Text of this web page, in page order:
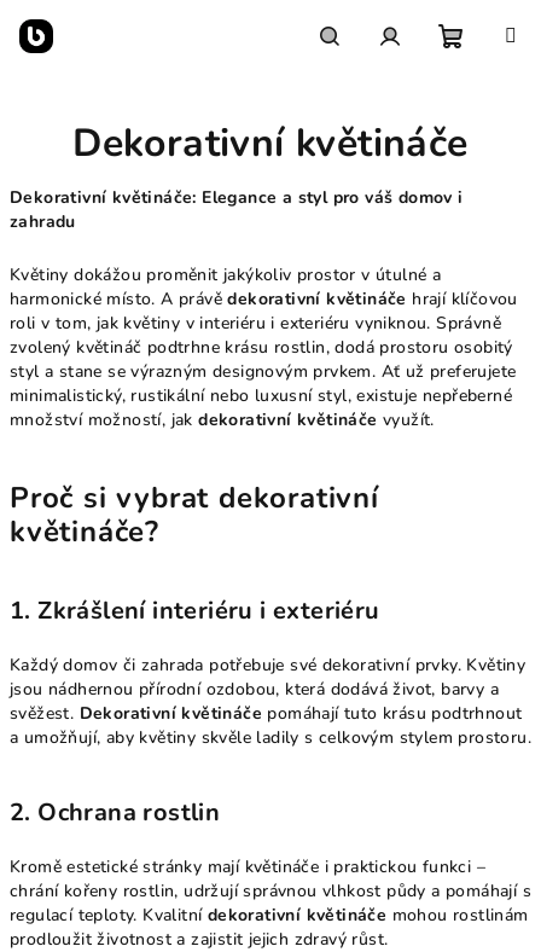
obsah
košík
Dekorativní květináče
Dekorativní květináče: Elegance a styl pro váš domov i
zahradu
Květiny dokážou proměnit jakýkoliv prostor v útulné a
harmonické místo. A právědekorativní květináče hrají klíčovou
roli v tom, jak květiny v interiéru i exteriéru vyniknou. Správně
zvolený květináč podtrhne krásu rostlin, dodá prostoru osobitý
styl a stane se výrazným designovým prvkem. Ať už preferujete
minimalistický, rustikální nebo luxusní styl, existuje nepřeberné
množství možností, jakdekorativní květináče využít.
Proč si vybrat dekorativní
květináče?
1. Zkrášlení interiéru i exteriéru
Každý domov či zahrada potřebuje své dekorativní prvky. Květiny
jsou nádhernou přírodní ozdobou, která dodává život, barvy a
svěžest. Dekorativní květináče pomáhají tuto krásu podtrhnout
a umožňují, aby květiny skvěle ladily s celkovým stylem prostoru.
2. Ochrana rostlin
Kromě estetické stránky mají květináče i praktickou funkci –
chrání kořeny rostlin, udržují správnou vlhkost půdy a pomáhají s
regulací teploty. Kvalitní dekorativní květináče mohou rostlinám
prodloužit životnost a zajistit jejich zdravý růst.